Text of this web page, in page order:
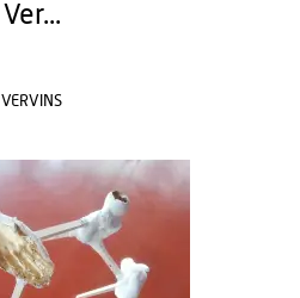
Ver...
VERVINS